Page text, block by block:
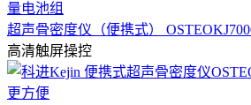
超声骨密度仪（便携式）
高清触屏操控